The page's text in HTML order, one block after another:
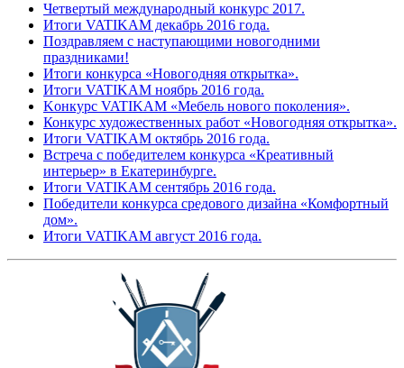
Четвертый международный конкурс 2017.
Итоги VATIKAM декабрь 2016 года.
Поздравляем с наступающими новогодними
праздниками!
Итоги конкурса «Новогодняя открытка».
Итоги VATIKAM ноябрь 2016 года.
Kонкурс VATIKAM «Мебель нового поколения».
Конкурс художественных работ «Новогодняя открытка».
Итоги VATIKAM октябрь 2016 года.
Встреча с победителем конкурса «Креативный
интерьер» в Екатеринбурге.
Итоги VATIKAM сентябрь 2016 года.
Победители конкурса средового дизайна «Комфортный
дом».
Итоги VATIKAM август 2016 года.